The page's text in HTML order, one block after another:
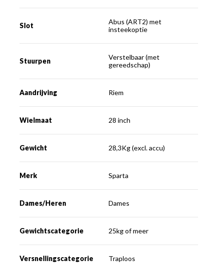
Slot
Abus (ART2) met
insteekoptie
Stuurpen
Verstelbaar (met
gereedschap)
Aandrijving Riem
Wielmaat 28 inch
Gewicht 28,3Kg (excl. accu)
Merk Sparta
Dames/Heren Dames
Gewichtscategorie 25kg of meer
Versnellingscategorie Traploos